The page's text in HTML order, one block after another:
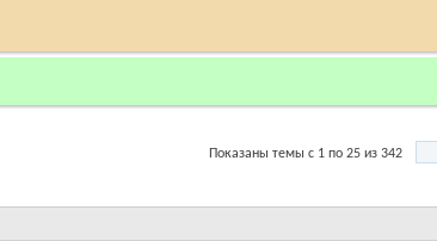
Показаны темы с 1 по 25 из 342